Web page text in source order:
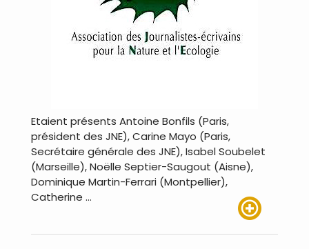
Etaient présents Antoine Bonfils (Paris,
président des JNE), Carine Mayo (Paris,
Secrétaire générale des JNE), Isabel Soubelet
(Marseille), Noëlle Septier-Saugout (Aisne),
Dominique Martin-Ferrari (Montpellier),
Catherine …